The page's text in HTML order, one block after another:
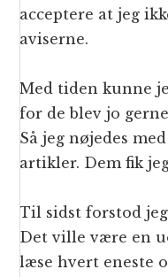
acceptere at jeg
aviserne.
Med tiden kunne
for de blev jo
Så jeg nøjedes
artikler. Dem fik
Til sidst forstod
Det ville være en
læse hvert eneste